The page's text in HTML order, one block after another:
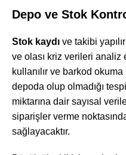
Depo ve Stok
Stok kaydı ve takibi
ve olası kriz verileri analiz
kullanılır ve barkod
depoda olup olmadığı
miktarına dair sayısal
siparişler verme
sağlayacaktır.